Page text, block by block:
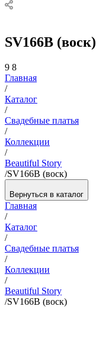
SV166B (воск)
9 8
Главная
/
Каталог
/
Свадебные платья
/
Коллекции
/
Beautiful Story
/SV166B (воск)
Вернуться в каталог
Главная
/
Каталог
/
Свадебные платья
/
Коллекции
/
Beautiful Story
/SV166B (воск)